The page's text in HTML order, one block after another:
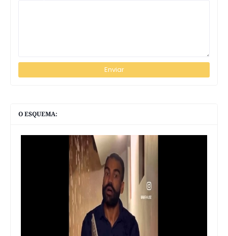
O ESQUEMA: